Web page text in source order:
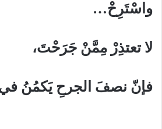
واسْتَرِحْ…
لا تعتذِرْ مِمَّنْ جَرَحْتَ،
فإنّ نصفَ الجرحِ يَكمُنُ